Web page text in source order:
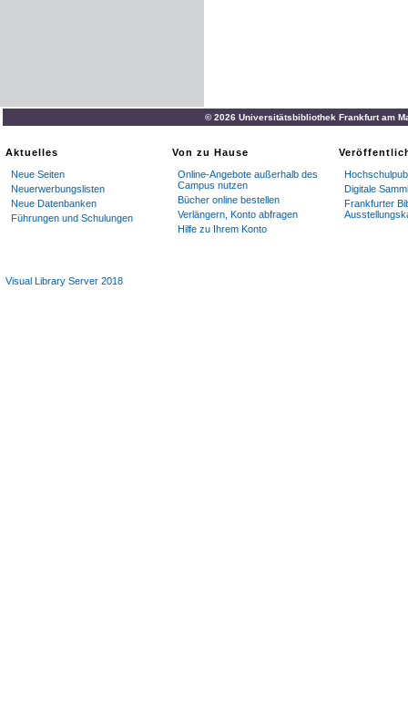
© 2026 Universitätsbibliothek Frankfurt am
Aktuelles
Neue Seiten
Neuerwerbungslisten
Neue Datenbanken
Führungen und Schulungen
Von zu Hause
Online-Angebote außerhalb des
Campus nutzen
Bücher online bestellen
Verlängern, Konto abfragen
Hilfe zu Ihrem Konto
Digitale
Frankfurter
Visual Library Server 2018